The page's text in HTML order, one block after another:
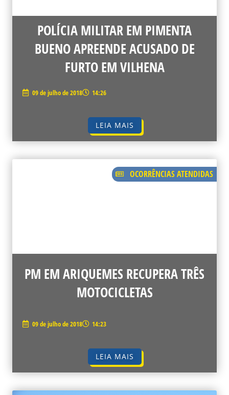
POLÍCIA MILITAR EM PIMENTA
BUENO APREENDE ACUSADO DE
FURTO EM VILHENA
09 de julho de 2018 14:26
LEIA MAIS
OCORRÊNCIAS ATENDIDAS
PM EM ARIQUEMES RECUPERA TRÊS
MOTOCICLETAS
09 de julho de 2018 14:23
LEIA MAIS